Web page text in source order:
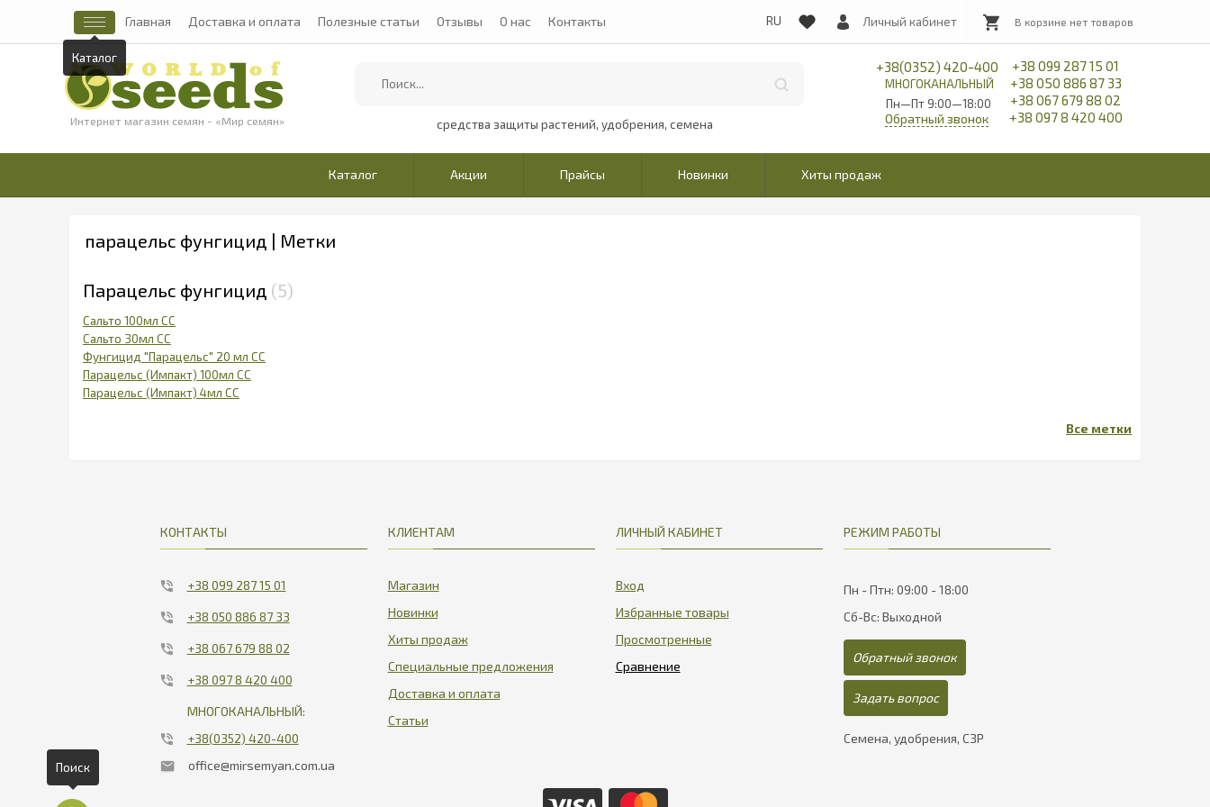
Каталог
Главная Доставка и оплата Полезные статьи Отзывы О нас Контакты Личный кабинет
Интернет магазин семян - «Мир семян» средства защиты растений, удобрения, семена
+38(0352) 420-400
МНОГОКАНАЛЬНЫЙ
Пн—Пт 9:00—18:00
+38 099 287 15 01
+38 050 886 87 33
+38 067 679 88 02
+38 097 8 420 400
Обратный звонок
Каталог Акции Прайсы Новинки Хиты продаж
парацельс фунгицид | Метки
Парацельс фунгицид 5
Сальто 100мл СС
Сальто 30мл СС
Фунгицид "Парацельс" 20 мл СС
Парацельс (Импакт) 100мл СС
Парацельс (Импакт) 4мл СС
КОНТАКТЫ
+38 099 287 15 01
+38 050 886 87 33
+38 067 679 88 02
+38 097 8 420 400
МНОГОКАНАЛЬНЫЙ:
+38(0352) 420-400
office@mirsemyan.com.ua
КЛИЕНТАМ
Магазин
Новинки
Хиты продаж
Специальные предложения
Доставка и оплата
Статьи
ЛИЧНЫЙ КАБИНЕТ
Вход
Избранные товары
Просмотренные
РЕЖИМ РАБОТЫ
Пн - Птн: 09:00 - 18:00
Сб-Вс: Выходной
Обратный звонок
Задать вопрос
Семена, удобрения, СЗР
Поиск